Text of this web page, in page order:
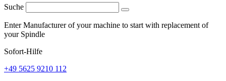
Suche
Enter Manufacturer of your machine to start with replacement of
your Spindle
Sofort-Hilfe
+49 5625 9210 112